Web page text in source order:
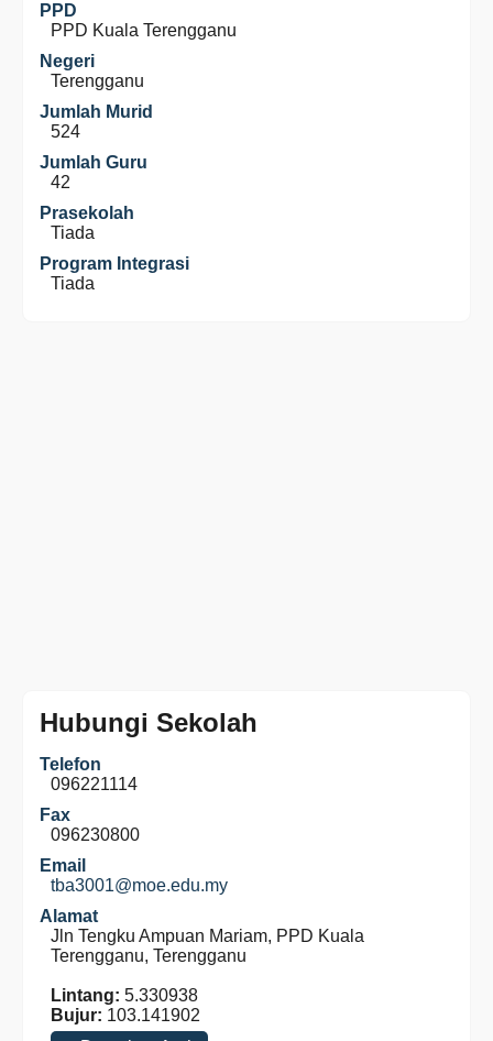
PPD
PPD Kuala Terengganu
Negeri
Terengganu
Jumlah Murid
524
Jumlah Guru
42
Prasekolah
Tiada
Program Integrasi
Tiada
Hubungi Sekolah
Telefon
096221114
Fax
096230800
Email
tba3001@moe.edu.my
Alamat
Jln Tengku Ampuan Mariam, PPD Kuala
Terengganu, Terengganu
Lintang: 5.330938
Bujur: 103.141902